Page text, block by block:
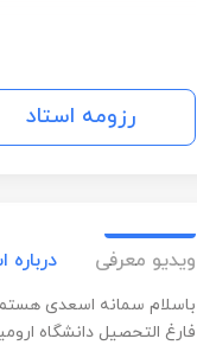
رزومه استاد
ویدیو معرفی درباره
باسلام سمانه اسعدی
فارغ التحصیل دانشگاه